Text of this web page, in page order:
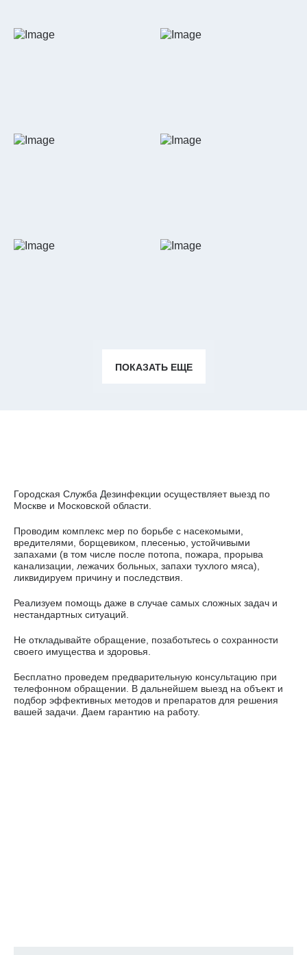
ПОКАЗАТЬ ЕЩЕ
Городская Служба Дезинфекции осуществляет выезд по
Москве и Московской области.
Проводим комплекс мер по борьбе с насекомыми,
вредителями, борщевиком, плесенью, устойчивыми
запахами (в том числе после потопа, пожара, прорыва
канализации, лежачих больных, запахи тухлого мяса),
ликвидируем причину и последствия.
Реализуем помощь даже в случае самых сложных задач и
нестандартных ситуаций.
Не откладывайте обращение, позаботьтесь о сохранности
своего имущества и здоровья.
Бесплатно проведем предварительную консультацию при
телефонном обращении. В дальнейшем выезд на объект и
подбор эффективных методов и препаратов для решения
вашей задачи. Даем гарантию на работу.